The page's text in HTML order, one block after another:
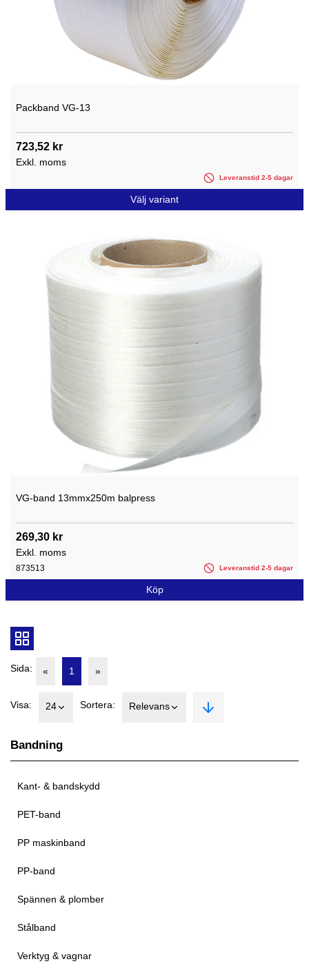
Bandning
Kant- & bandskydd
PET-band
PP maskinband
PP-band
Spännen & plomber
Stålband
Verktyg & vagnar
Packband VG-13
723,52 kr
Exkl. moms
Leveranstid 2-5 dagar
Välj variant
VG-band 13mmx250m balpress
269,30 kr
Exkl. moms
873513 Leveranstid 2-5 dagar
Köp
Sida: « 1 »
Visa: 24 Sortera: Relevans